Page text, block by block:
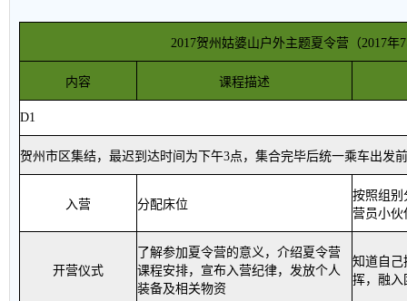
2017贺州姑婆山户外主题夏令营（2017年7
内容 课程描述
D1
贺州市区集结，最迟到达时间为下午3点，集合完毕后统一乘车出发
入营 分配床位
按照组别
营员小伙
开营仪式
了解参加夏令营的意义，介绍夏令营
课程安排，宣布入营纪律，发放个人
装备及相关物资
知道自己
挥，融入